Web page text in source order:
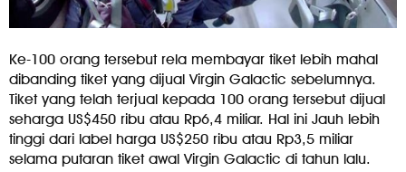
Ke-100 orang tersebut rela membayar tiket lebih mahal
dibanding tiket yang dijual Virgin Galactic sebelumnya.
Tiket yang telah terjual kepada 100 orang tersebut dijual
seharga US$450 ribu atau Rp6,4 miliar. Hal ini Jauh lebih
tinggi dari label harga US$250 ribu atau Rp3,5 miliar
selama putaran tiket awal Virgin Galactic di tahun lalu.